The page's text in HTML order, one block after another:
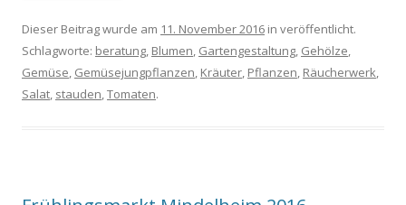
Dieser Beitrag wurde am 11. November 2016 in veröffentlicht.
Schlagworte: beratung, Blumen, Gartengestaltung, Gehölze,
Gemüse, Gemüsejungpflanzen, Kräuter, Pflanzen, Räucherwerk,
Salat, stauden,Tomaten.